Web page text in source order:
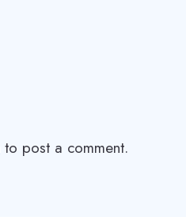
to post a comment.